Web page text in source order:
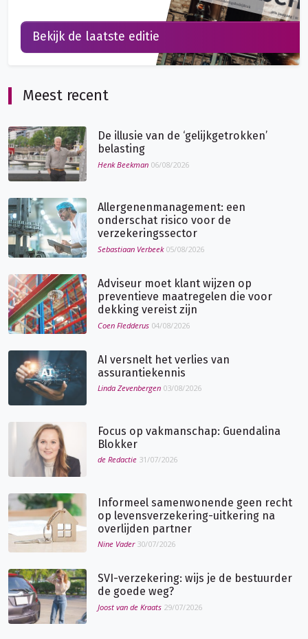
Meest recent
De illusie van de ‘gelijkgetrokken’
belasting
Henk Beekman 06/08/2026
Allergenenmanagement: een
onderschat risico voor de
verzekeringssector
Sebastiaan Verbeek 05/08/2026
Adviseur moet klant wijzen op
preventieve maatregelen die voor
dekking vereist zijn
Coen Fledderus 04/08/2026
AI versnelt het verlies van
assurantiekennis
Linda Zevenbergen 03/08/2026
Focus op vakmanschap: Guendalina
Blokker
de Redactie 31/07/2026
Informeel samenwonende geen recht
op levensverzekering-uitkering na
overlijden partner
Nine Vader 30/07/2026
SVI-verzekering: wijs je de bestuurder
de goede weg?
Joost van de Kraats 29/07/2026
Bekijk de laatste editie